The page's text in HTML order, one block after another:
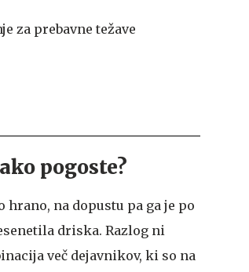
za prebavne težave
pogoste?
na dopustu pa ga je po
driska. Razlog ni
več dejavnikov, ki so na